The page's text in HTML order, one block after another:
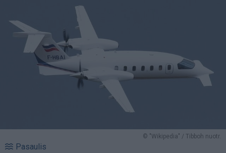
© "Wikipedia" / Tibboh nuotr.
Pasaulis